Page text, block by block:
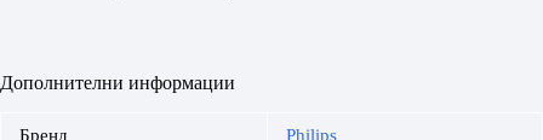
Дополнителни информации
Бренд Philips